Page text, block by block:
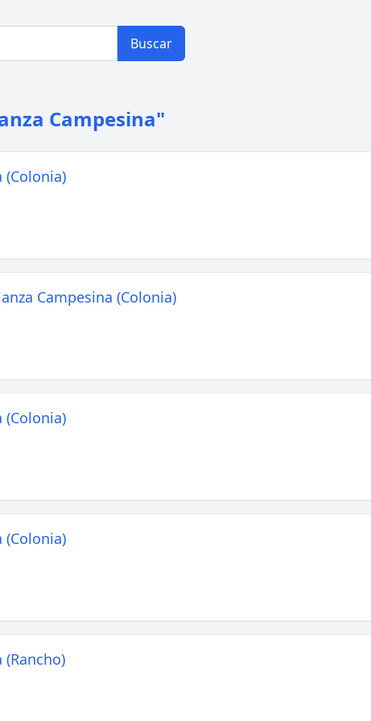
Buscar
Campesina"
(Colonia)
Campesina (Colonia)
(Colonia)
(Colonia)
(Rancho)